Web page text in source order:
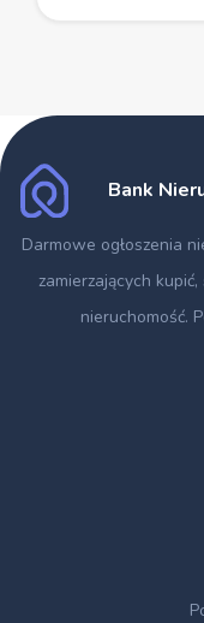
Bank
Darmowe ogłoszenia
zamierzających
nieruchomość.